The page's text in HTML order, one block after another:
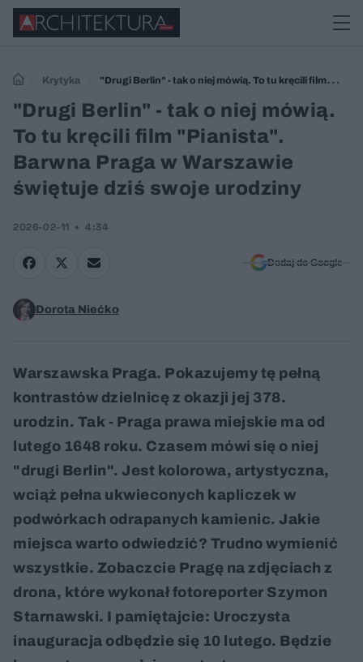
Krytyka
"Drugi Berlin" - tak o niej mówią. To tu kręcili film
"Pianista". Barwna Praga w Warszawie świętuje dziś swoje urodziny
"Drugi Berlin" - tak o niej mówią.
To tu kręcili film "Pianista".
Barwna Praga w Warszawie
świętuje dziś swoje urodziny
2026-02-11 4:34
Dodaj do Google
Dorota Niećko
Warszawska Praga. Pokazujemy tę pełną
kontrastów dzielnicę z okazji jej 378.
urodzin. Tak - Praga prawa miejskie ma od
lutego 1648 roku. Czasem mówi się o niej
"drugi Berlin". Jest kolorowa, artystyczna,
wciąż pełna ukwieconych kapliczek w
podwórkach odrapanych kamienic. Jakie
miejsca warto odwiedzić? Trudno wymienić
wszystkie. Zobaczcie Pragę na zdjęciach z
drona, które wykonał fotoreporter Szymon
Starnawski. I pamiętajcie: Uroczysta
inauguracja odbędzie się 10 lutego. Będzie